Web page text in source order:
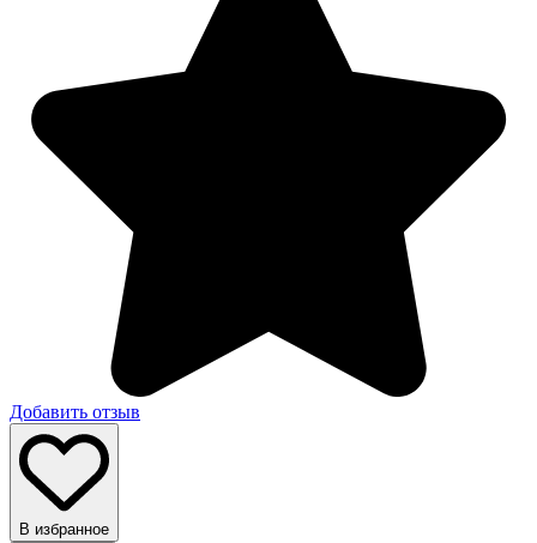
Добавить отзыв
В избранное